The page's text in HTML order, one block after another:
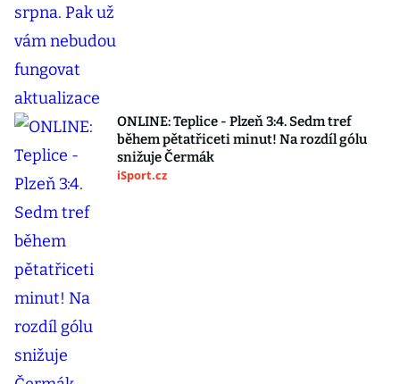
ONLINE: Teplice - Plzeň 3:4. Sedm tref
během pětatřiceti minut! Na rozdíl gólu
snižuje Čermák
iSport.cz